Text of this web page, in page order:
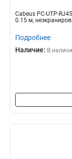
Cabeus PC-UTP-
0.15 м,
Подробнее
Наличие: В